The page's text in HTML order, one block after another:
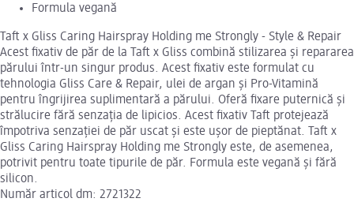
Formula vegană
Taft x Gliss Caring Hairspray Holding me Strongly - Style & Repair
Acest fixativ de păr de la Taft x Gliss combină stilizarea și repararea
părului într-un singur produs. Acest fixativ este formulat cu
tehnologia Gliss Care & Repair, ulei de argan și Pro-Vitamină
pentru îngrijirea suplimentară a părului. Oferă fixare puternică și
strălucire fără senzația de lipicios. Acest fixativ Taft protejează
împotriva senzației de păr uscat și este ușor de pieptănat. Taft x
Gliss Caring Hairspray Holding me Strongly este, de asemenea,
potrivit pentru toate tipurile de păr. Formula este vegană și fără
silicon.
Număr articol dm: 2721322